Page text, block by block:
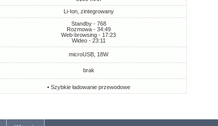
Li-Ion, zintegrowany
Standby - 768
Rozmowa - 34:49
Web-browsing - 17:23
Wideo - 23:11
microUSB, 18W
brak
• Szybkie ładowanie przewodowe